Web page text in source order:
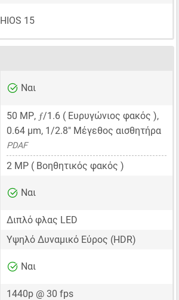
HIOS 15
Ναι
50 MP, ƒ/1.6 ( Ευρυγώνιος φακός ),
0.64 μm, 1/2.8" Μέγεθος αισθητήρα
PDAF
2 MP ( Βοηθητικός φακός )
Ναι
Διπλό φλας LED
Υψηλό Δυναμικό Εύρος (HDR)
Ναι
1440p @ 30 fps